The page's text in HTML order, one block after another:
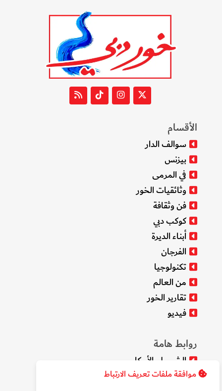
موافقة ملفات تعريف الارتباط
الأقسام
سوالف الدار
بيزنس
في المرمى
وثائقيات الخور
فن وثقافة
كوكب دبي
أبناء الديرة
الفرجان
تكنولوجيا
من العالم
تقارير الخور
فيديو
روابط هامة
الشروط والأحكام
سياسة الخصوصية